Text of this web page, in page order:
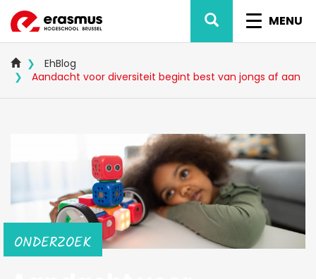
en
naar
de
inhoud
gaan
MENU
ZOEK
EhBlog
Aandacht voor diversiteit begint best van jongs af aan
ONDERZOEK